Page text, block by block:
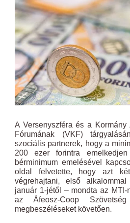
Larger
Image
A Versenyszféra és a
Fórumának (VKF)
szociális partnerek, hogy a
200 ezer forintra
bérminimum emelésével
oldal felvetette, hogy azt
végrehajtani, első
január 1-jétől – mondta az MTI-
az Áfeosz-Coop
megbeszéléseket követően.